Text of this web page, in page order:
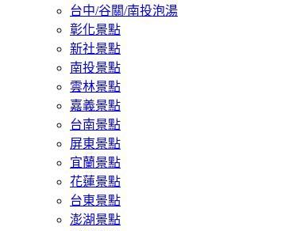
台中/谷關/南投泡湯
彰化景點
新社景點
南投景點
雲林景點
嘉義景點
台南景點
屏東景點
宜蘭景點
花蓮景點
台東景點
澎湖景點